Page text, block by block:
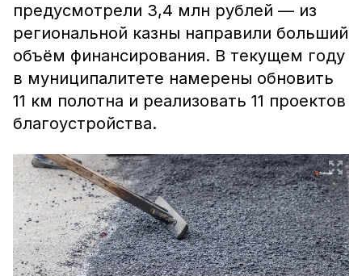
предусмотрели 3,4 млн рублей — из
региональной казны направили больший
объём финансирования. В текущем году
в муниципалитете намерены обновить
11 км полотна и реализовать 11 проектов
благоустройства.